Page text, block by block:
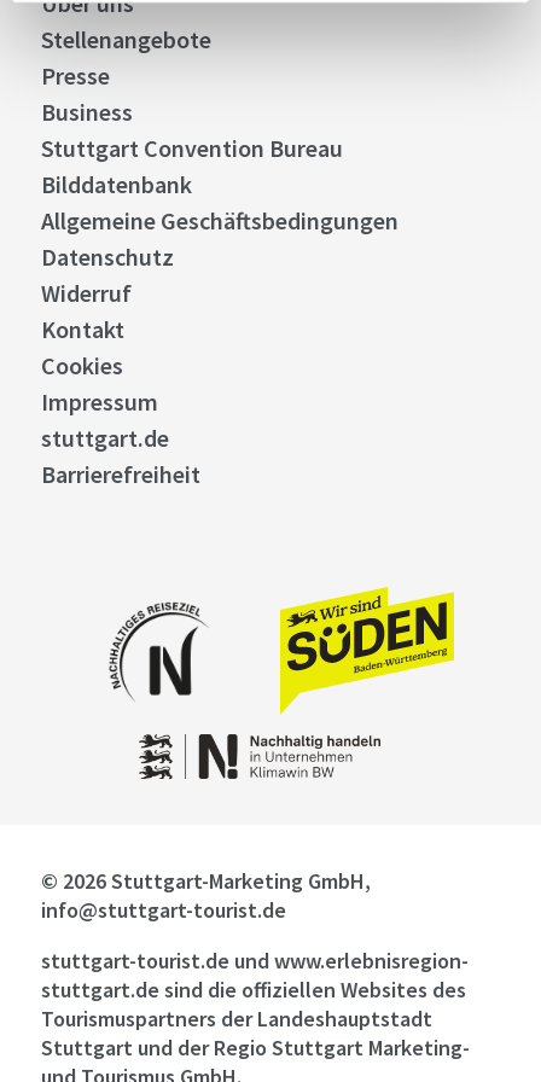
Stellenangebote
Presse
Business
Stuttgart Convention Bureau
Bilddatenbank
Allgemeine Geschäftsbedingungen
Datenschutz
Widerruf
Kontakt
Cookies
Impressum
stuttgart.de
Barrierefreiheit
© 2026 Stuttgart-Marketing GmbH,
info@stuttgart-tourist.de
stuttgart-tourist.de und www.erlebnisregion-
stuttgart.de sind die offiziellen Websites des
Tourismuspartners der Landeshauptstadt
Stuttgart und der Regio Stuttgart Marketing-